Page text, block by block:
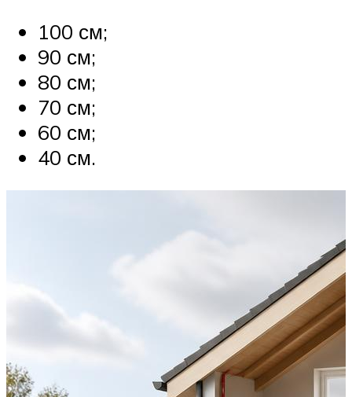
100 см;
90 см;
80 см;
70 см;
60 см;
40 см.